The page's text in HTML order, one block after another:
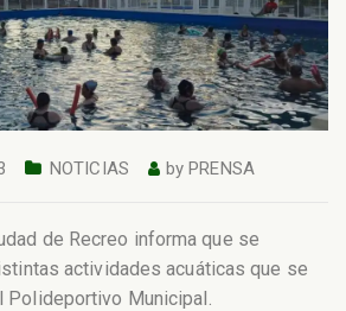
NOTICIAS byPRENSA
de Recreo informa que se
actividades acuáticas que se
Polideportivo Municipal.